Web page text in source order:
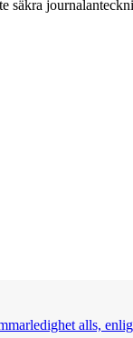
säkra
alls,